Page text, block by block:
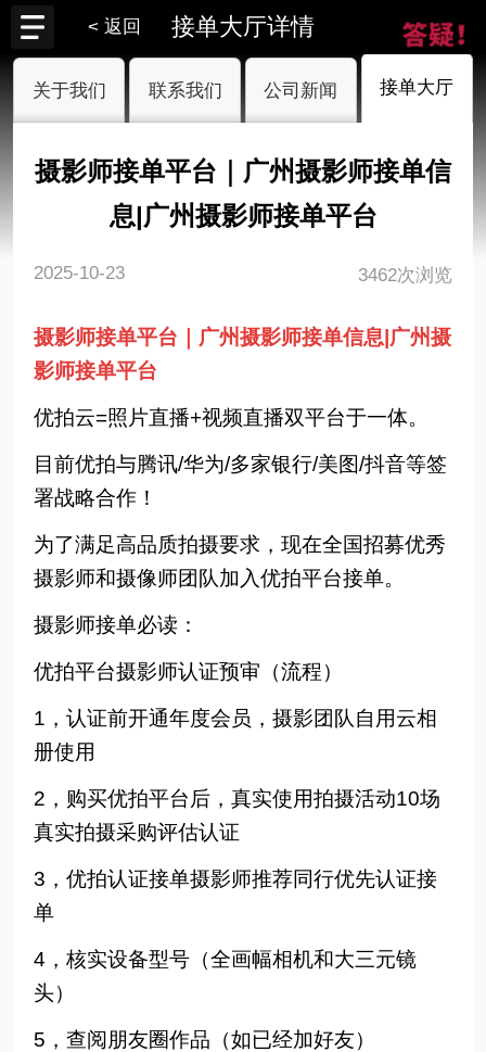
< 返回 接单大厅详情
关于我们 联系我们 公司新闻 接单大厅
摄影师接单平台｜广州摄影师接单信
息|广州摄影师接单平台
2025-10-23 3462次浏览
摄影师接单平台｜广州摄影师接单信息|广州摄
影师接单平台
优拍云=照片直播+视频直播双平台于一体。
目前优拍与腾讯/华为/多家银行/美图/抖音等签
署战略合作！
为了满足高品质拍摄要求，现在全国招募优秀
摄影师和摄像师团队加入优拍平台接单。
摄影师接单必读：
优拍平台摄影师认证预审（流程）
1，认证前开通年度会员，摄影团队自用云相
册使用
2，购买优拍平台后，真实使用拍摄活动10场
真实拍摄采购评估认证
3，优拍认证接单摄影师推荐同行优先认证接
单
4，核实设备型号（全画幅相机和大三元镜
头）
5，查阅朋友圈作品（如已经加好友）